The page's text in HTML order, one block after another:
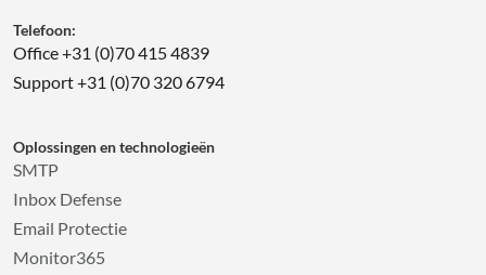
Telefoon:
Office +31 (0)70 415 4839
Support +31 (0)70 320 6794
Oplossingen en technologieën
SMTP
Inbox Defense
Email Protectie
Monitor365